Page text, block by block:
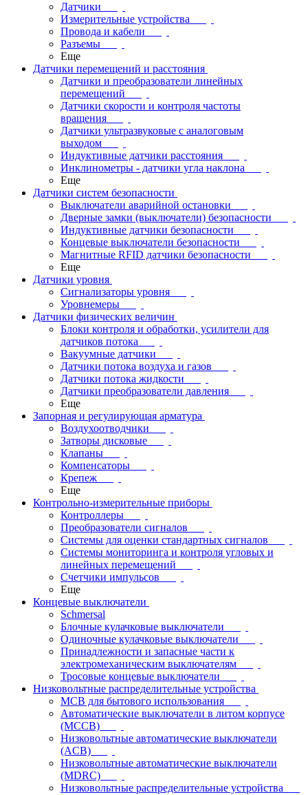
Датчики
Измерительные устройства
Провода и кабели
Разъемы
Еще
Датчики перемещений и расстояния
Датчики и преобразователи линейных
перемещений
Датчики скорости и контроля частоты
вращения
Датчики ультразвуковые с аналоговым
выходом
Индуктивные датчики расстояния
Инклинометры - датчики угла наклона
Еще
Датчики систем безопасности
Выключатели аварийной остановки
Дверные замки (выключатели) безопасности
Индуктивные датчики безопасности
Концевые выключатели безопасности
Магнитные RFID датчики безопасности
Еще
Датчики уровня
Сигнализаторы уровня
Уровнемеры
Датчики физических величин
Блоки контроля и обработки, усилители для
датчиков потока
Вакуумные датчики
Датчики потока воздуха и газов
Датчики потока жидкости
Датчики преобразователи давления
Еще
Запорная и регулирующая арматура
Воздухоотводчики
Затворы дисковые
Клапаны
Компенсаторы
Крепеж
Еще
Контрольно-измерительные приборы
Контроллеры
Преобразователи сигналов
Системы для оценки стандартных сигналов
Системы мониторинга и контроля угловых и
линейных перемещений
Счетчики импульсов
Еще
Концевые выключатели
Schmersal
Блочные кулачковые выключатели
Одиночные кулачковые выключатели
Принадлежности и запасные части к
электромеханическим выключателям
Тросовые концевые выключатели
Низковольтные распределительные устройства
MCB для бытового использования
Автоматические выключатели в литом корпусе
(MCCB)
Низковольтные автоматические выключатели
(ACB)
Низковольтные автоматические выключатели
(MDRC)
Низковольтные распределительные устройства